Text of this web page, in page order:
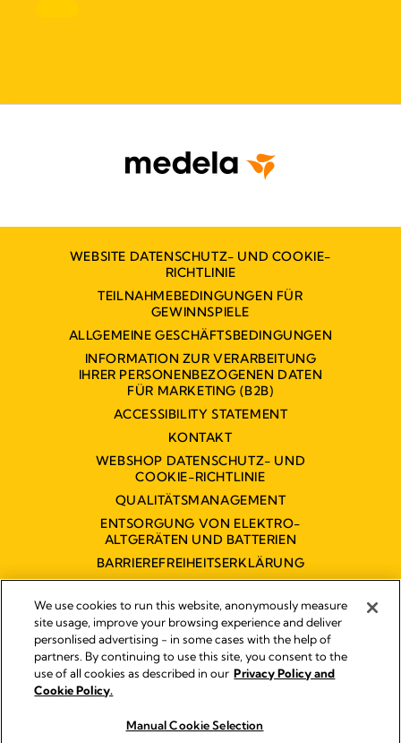
WEBSITE DATENSCHUTZ- UND COOKIE-
RICHTLINIE
TEILNAHMEBEDINGUNGEN FÜR
GEWINNSPIELE
ALLGEMEINE GESCHÄFTSBEDINGUNGEN
INFORMATION ZUR VERARBEITUNG
IHRER PERSONENBEZOGENEN DATEN
FÜR MARKETING (B2B)
ACCESSIBILITY STATEMENT
KONTAKT
WEBSHOP DATENSCHUTZ- UND
COOKIE-RICHTLINIE
QUALITÄTSMANAGEMENT
ENTSORGUNG VON ELEKTRO-
ALTGERÄTEN UND BATTERIEN
BARRIEREFREIHEITSERKLÄRUNG
Impressum
Rechtliche Hinweise
We use cookies to run this website, anonymously measure
site usage, improve your browsing experience and deliver
personlised advertising - in some cases with the help of
partners. By continuing to use this site, you consent to the
use of all cookies as described in our Privacy Policy and
Cookie Policy.
Manual Cookie Selection